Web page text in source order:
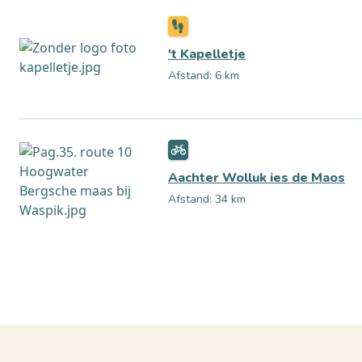
't Kapelletje
Afstand: 6 km
Aachter Wolluk ies de Maos
Afstand: 34 km